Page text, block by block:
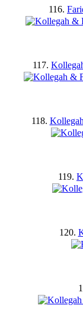
116.
117.
118.
119.
120.